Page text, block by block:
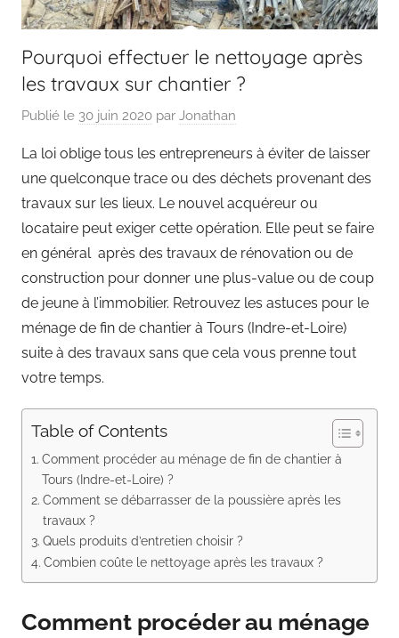
Pourquoi effectuer le nettoyage après
les travaux sur chantier ?
Publié le 30 juin 2020 par Jonathan
La loi oblige tous les entrepreneurs à éviter de laisser
une quelconque trace ou des déchets provenant des
travaux sur les lieux. Le nouvel acquéreur ou
locataire peut exiger cette opération. Elle peut se faire
en général après des travaux de rénovation ou de
construction pour donner une plus-value ou de coup
de jeune à l’immobilier. Retrouvez les astuces pour le
ménage de fin de chantier à Tours (Indre-et-Loire)
suite à des travaux sans que cela vous prenne tout
votre temps.
Table of Contents
Comment procéder au ménage de fin de chantier à
Tours (Indre-et-Loire) ?
Comment se débarrasser de la poussière après les
travaux ?
Quels produits d’entretien choisir ?
Combien coûte le nettoyage après les travaux ?
Comment procéder au ménage